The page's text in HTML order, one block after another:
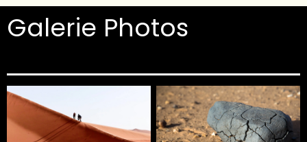
Galerie Photos